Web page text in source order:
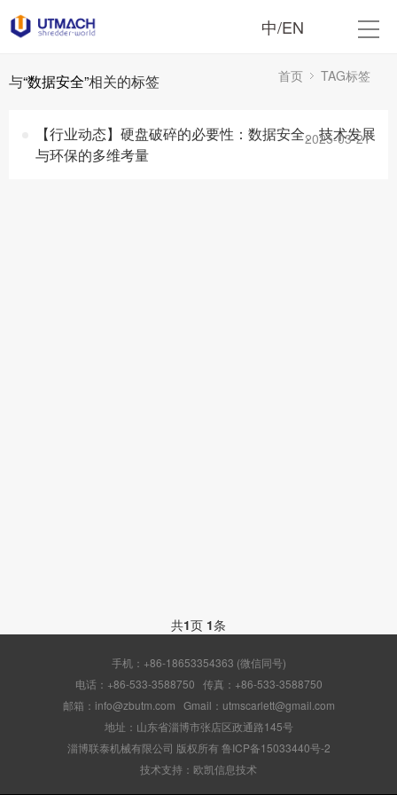
中/EN
与“数据安全”相关的标签 首页 TAG标签
【行业动态】硬盘破碎的必要性：数据安全、技术发展
与环保的多维考量
2025-03-21
共1页 1条
手机：+86-18653354363 (微信同号)
电话：+86-533-3588750 传真：+86-533-3588750
邮箱：info@zbutm.com Gmail：utmscarlett@gmail.com
地址：山东省淄博市张店区政通路145号
淄博联泰机械有限公司 版权所有 鲁ICP备15033440号-2
技术支持： 欧凯信息技术